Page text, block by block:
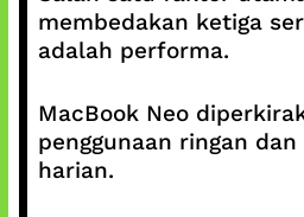
membedakan ketiga
adalah performa.
MacBook Neo
penggunaan ringan
harian.